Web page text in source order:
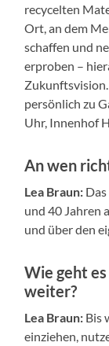
recycelten
Ort, an dem
schaffen und
erproben –
persönlich zu
Uhr, Innenhof
An wen
Lea Braun:
und 40 Jahren
und über den
Wie geht
weiter?
Lea Braun: Bis
einziehen,